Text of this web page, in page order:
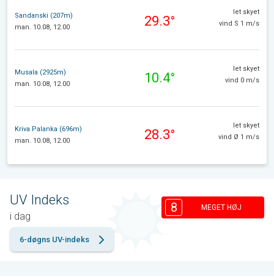
Sandanski (207m)
man. 10.08, 12.00
29.3°
let skyet
vind S 1 m/s
Musala (2925m)
man. 10.08, 12.00
10.4°
let skyet
vind 0 m/s
Kriva Palanka (696m)
man. 10.08, 12.00
28.3°
let skyet
vind Ø 1 m/s
UV Indeks
i dag
8 MEGET HØJ
6-døgns UV-indeks